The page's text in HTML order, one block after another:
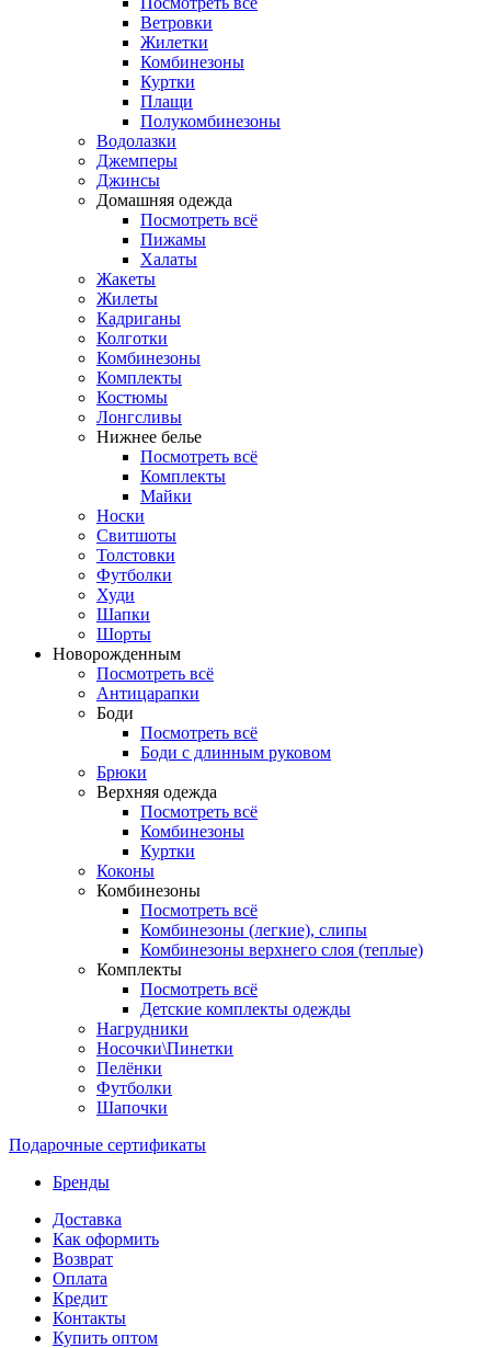
Ветровки
Жилетки
Комбинезоны
Куртки
Плащи
Полукомбинезоны
Водолазки
Джемперы
Джинсы
Домашняя одежда
Посмотреть всё
Пижамы
Халаты
Жакеты
Жилеты
Кадриганы
Колготки
Комбинезоны
Комплекты
Костюмы
Лонгсливы
Нижнее белье
Посмотреть всё
Комплекты
Майки
Носки
Свитшоты
Толстовки
Футболки
Худи
Шапки
Шорты
Новорожденным
Посмотреть всё
Антицарапки
Боди
Посмотреть всё
Боди с длинным руковом
Брюки
Верхняя одежда
Посмотреть всё
Комбинезоны
Куртки
Коконы
Комбинезоны
Посмотреть всё
Комбинезоны (легкие), слипы
Комбинезоны верхнего слоя (теплые)
Комплекты
Посмотреть всё
Детские комплекты одежды
Нагрудники
Носочки\Пинетки
Пелёнки
Футболки
Шапочки
Подарочные сертификаты
Бренды
Доставка
Как оформить
Возврат
Оплата
Кредит
Контакты
Купить оптом